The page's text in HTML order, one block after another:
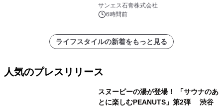
れました。
サンエス石膏株式会社
6時間前
ライフスタイルの新着をもっと見る
人気のプレスリリース
スヌーピーの湯が登場！ 「サウナのあ
とに楽しむPEANUTS」第2弾 渋谷